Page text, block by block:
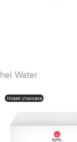
Water
Новая упаковка